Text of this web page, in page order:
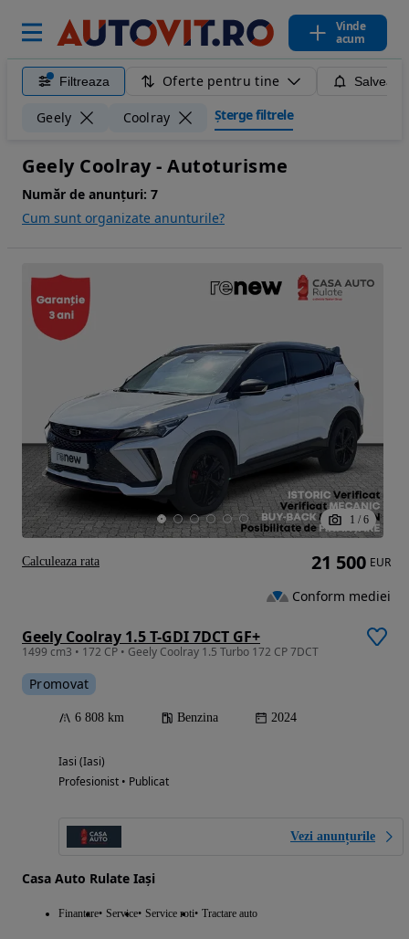
Vinde
acum
Filtreaza Oferte pentru tine
Geely Coolray Șterge filtrele
Geely Coolray - Autoturisme
Număr de anunțuri: 7
Cum sunt organizate anunturile?
1 / 6
Geely Coolray 1.5 T-GDI 7DCT GF+
1499 cm3 • 172 CP • Geely Coolray 1.5 Turbo 172 CP 7DCT
Promovat
6 808 km Benzina 2024
Iasi (Iasi)
Profesionist • Publicat
Vezi anunțurile
Casa Auto Rulate Iași
Finantare Service Service roti Tractare auto
21 500 EUR
Conform mediei
Calculeaza rata